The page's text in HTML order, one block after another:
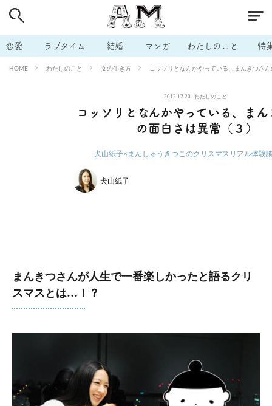
恋愛 ラブタイム 結婚 マンガ わたしのこと 特
HOME わたしのこと 女の生き方 コッソリとなんかやっている、まんきつさ
2012.12.20 わたしのこと
コッソリとなんかやっている、ま
の面白さは異常（３）
犬山紙子×まんしゅうきつこのクリスマスリアル体験
犬山紙子
まんきつさんが人生で一番楽しかったと語るクリ
スマスとは…！？
# 男の本音 # セフレ # 不倫
# 出会う方法 # マッチングアプリ # ラブグッズ # 体の相